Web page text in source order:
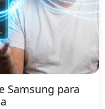
Samsung para